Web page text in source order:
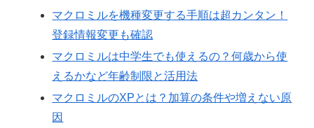
マクロミルを機種変更する手順は超カンタン！
登録情報変更も確認
マクロミルは中学生でも使えるの？何歳から使
えるかなど年齢制限と活用法
マクロミルのXPとは？加算の条件や増えない原
因